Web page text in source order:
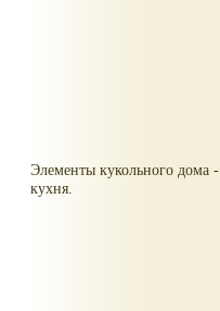
Элементы кукольного дома -
кухня.